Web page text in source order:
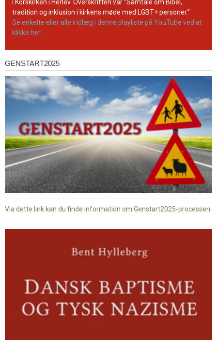
kanal
i Korskirken i Herlev. Overskriften var ”Samtale om Bibel,
tradition og inklusion i kirkens møde med LGBT+ personer.”
Se enkelte eller alle indlæg i denne playliste på YouTube ved at
klikke her.
Genstart2025
GENSTART2025
Via dette link kan du finde information om Genstart2025-processen.